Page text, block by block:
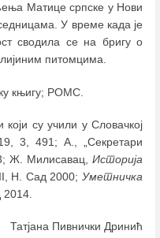
Матице српске у Нови
У време када је
сводила се на бригу о
питомцима.
књигу; РОМС.
су учили у Словачкој
3, 491; А., „Секретари
Ж. Милисавац, Историја
Н. Сад 2000;Уметничка
2014.
Татјана Пивнички Дринић